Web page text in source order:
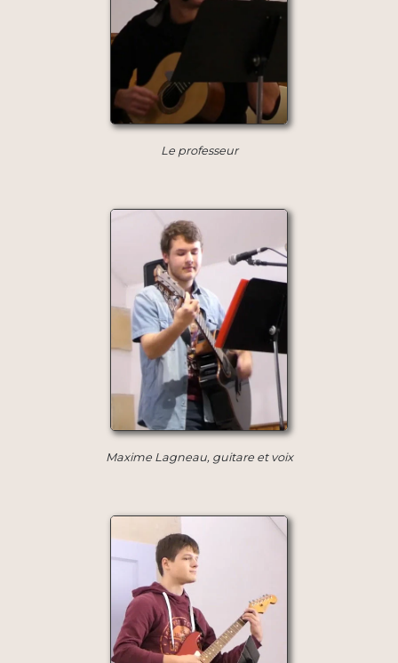
Le professeur
Maxime Lagneau, guitare et voix